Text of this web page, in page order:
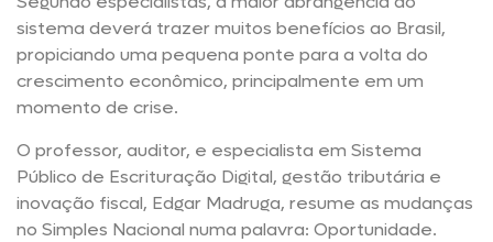
sistema deverá trazer muitos benefícios ao Brasil,
propiciando uma pequena ponte para a volta do
crescimento econômico, principalmente em um
momento de crise.
O professor, auditor, e especialista em Sistema
Público de Escrituração Digital, gestão tributária e
inovação fiscal, Edgar Madruga, resume as mudanças
no Simples Nacional numa palavra: Oportunidade.